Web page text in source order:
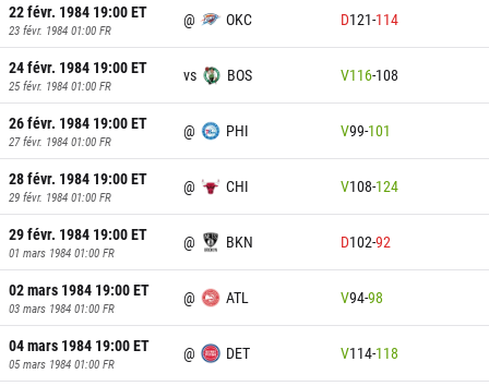
22 févr. 1984 19:00ET
23 févr. 1984 01:00 FR
@ OKC D121-114
24 févr. 1984 19:00ET
25 févr. 1984 01:00 FR
vs BOS V116-108
26 févr. 1984 19:00ET
27 févr. 1984 01:00 FR
@ PHI V99-101
28 févr. 1984 19:00ET
29 févr. 1984 01:00 FR
@ CHI V108-124
29 févr. 1984 19:00ET
01 mars 1984 01:00 FR
@ BKN D102-92
02 mars 1984 19:00ET
03 mars 1984 01:00 FR
@ ATL V94-98
04 mars 1984 19:00ET
05 mars 1984 01:00 FR
@ DET V114-118